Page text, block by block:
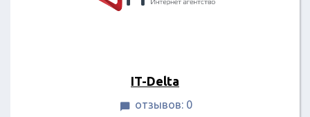
IT-Delta
 отзывов: 0